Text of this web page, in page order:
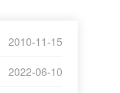
2010-11-15
2022-06-10